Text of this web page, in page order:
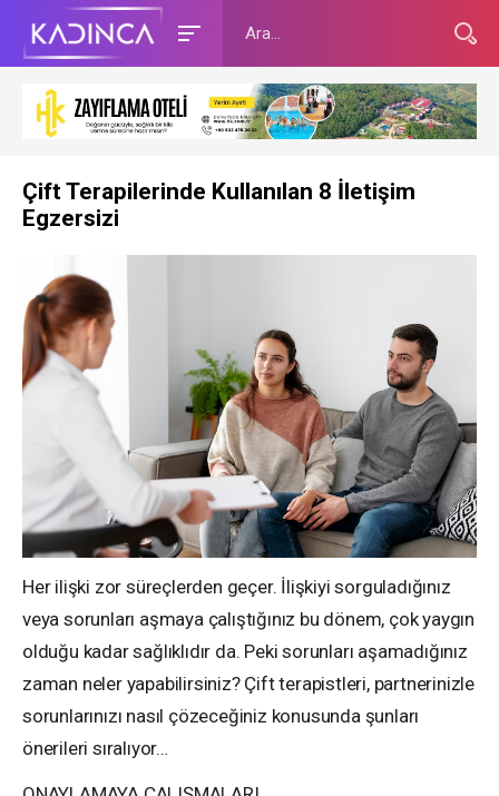
Çift Terapilerinde Kullanılan 8 İletişim
Egzersizi
Her ilişki zor süreçlerden geçer. İlişkiyi sorguladığınız
veya sorunları aşmaya çalıştığınız bu dönem, çok yaygın
olduğu kadar sağlıklıdır da. Peki sorunları aşamadığınız
zaman neler yapabilirsiniz? Çift terapistleri, partnerinizle
sorunlarınızı nasıl çözeceğiniz konusunda şunları
önerileri sıralıyor…